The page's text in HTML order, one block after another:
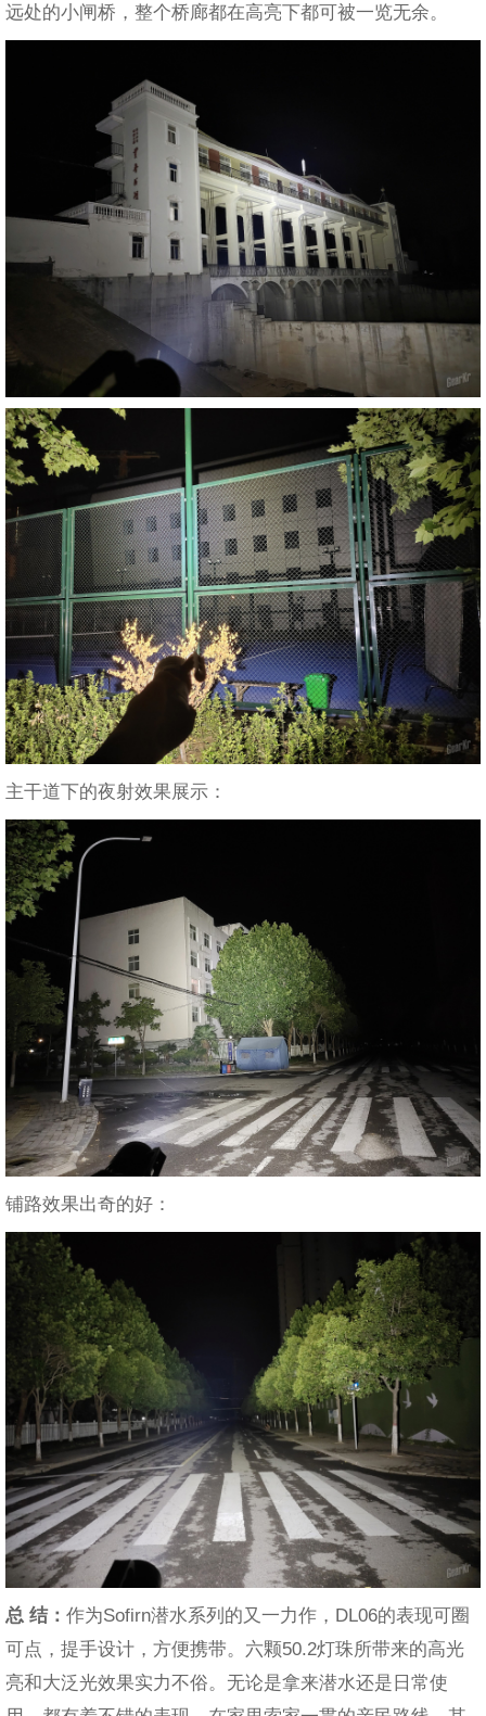
远处的小闸桥，整个桥廊都在高亮下都可被一览无余。
主干道下的夜射效果展示：
铺路效果出奇的好：
总 结： 作为Sofirn潜水系列的又一力作，DL06的表现可圈
可点，提手设计，方便携带。六颗50.2灯珠所带来的高光
亮和大泛光效果实力不俗。无论是拿来潜水还是日常使